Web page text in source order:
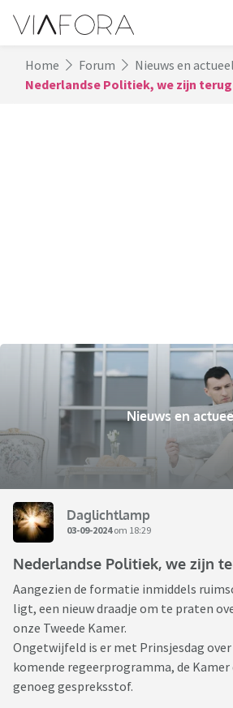
Home Forum
Nieuws en actueel
Nederlandse Politiek, we zijn terug
Nieuws en
Daglichtlamp
03-09-2024om 18:29
Nederlandse Politiek, we zijn
Aangezien de formatie inmiddels
ligt, een nieuw draadje om te praten
onze Tweede Kamer.
Ongetwijfeld is er met Prinsjesdag
komende regeerprogramma, de Kamer
genoeg gespreksstof.